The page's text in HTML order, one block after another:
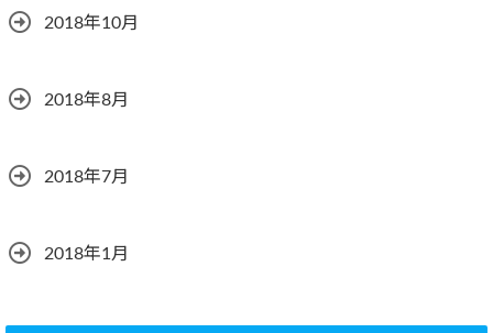
2018年10月
2018年8月
2018年7月
2018年1月